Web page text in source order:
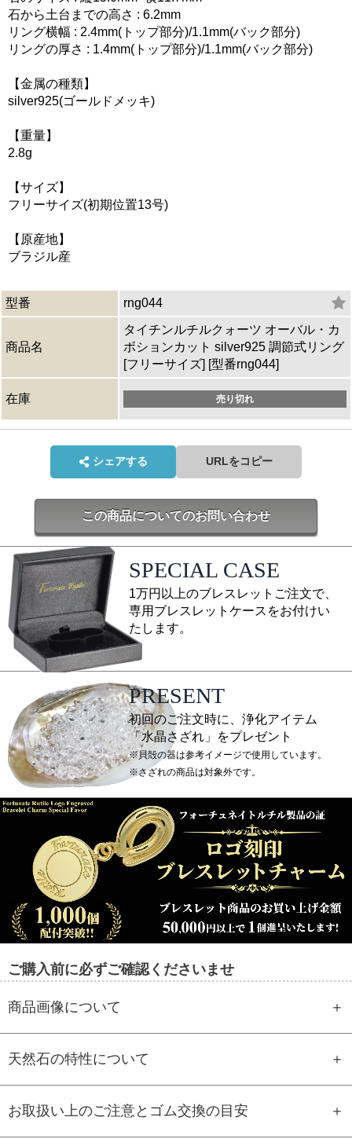
石から土台までの高さ : 6.2mm
リング横幅 : 2.4mm(トップ部分)/1.1mm(バック部分)
リングの厚さ : 1.4mm(トップ部分)/1.1mm(バック部分)
【金属の種類】
silver925(ゴールドメッキ)
【重量】
2.8g
【サイズ】
フリーサイズ(初期位置13号)
【原産地】
ブラジル産
型番 rng044
商品名
タイチンルチルクォーツ オーバル・カ
ボションカット silver925 調節式リング
[フリーサイズ] [型番rng044]
在庫 売り切れ
シェアする URLをコピー
この商品についてのお問い合わせ
SPECIAL CASE
1万円以上のブレスレットご注文で、
専用ブレスレットケースをお付けい
たします。
PRESENT
初回のご注文時に、浄化アイテム
「水晶さざれ」をプレゼント
※貝殻の器は参考イメージで使用しています。
※さざれの商品は対象外です。
ご購入前に必ずご確認くださいませ
商品画像について
天然石の特性について
お取扱い上のご注意とゴム交換の目安